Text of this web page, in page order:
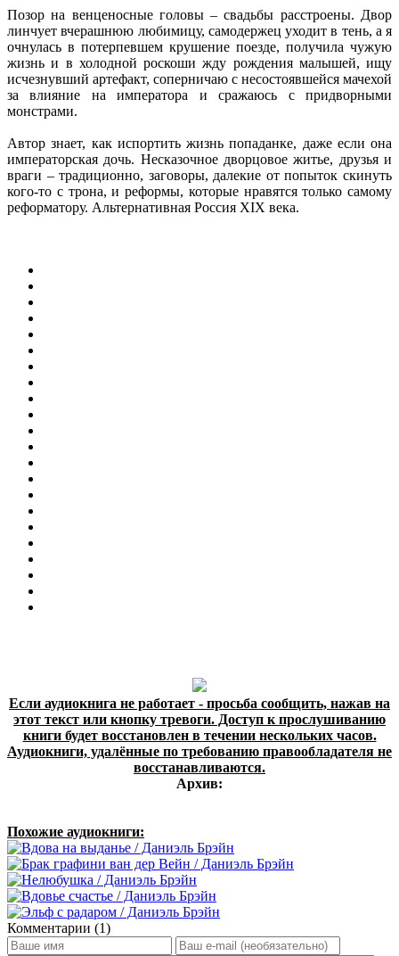
Позор на венценосные головы – свадьбы расстроены. Двор
линчует вчерашнюю любимицу, самодержец уходит в тень, а я
очнулась в потерпевшем крушение поезде, получила чужую
жизнь и в холодной роскоши жду рождения малышей, ищу
исчезнувший артефакт, соперничаю с несостоявшейся мачехой
за влияние на императора и сражаюсь с придворными
монстрами.
Автор знает, как испортить жизнь попаданке, даже если она
императорская дочь. Несказочное дворцовое житье, друзья и
враги – традиционно, заговоры, далекие от попыток скинуть
кого-то с трона, и реформы, которые нравятся только самому
реформатору. Альтернативная Россия XIX века.
Если аудиокнига не работает - просьба сообщить, нажав на
этот текст или кнопку тревоги. Доступ к прослушиванию
книги будет восстановлен в течении нескольких часов.
Аудиокниги, удалённые по требованию правообладателя не
восстанавливаются.
Архив:
Похожие аудиокниги:
Комментарии (1)